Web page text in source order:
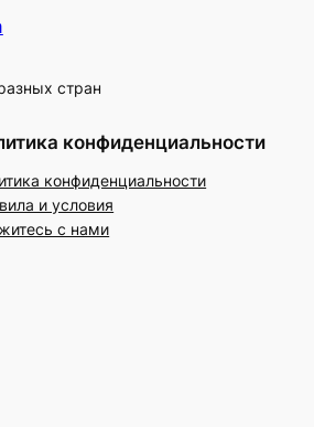
стран
конфиденциальности
конфиденциальности
и условия
с нами